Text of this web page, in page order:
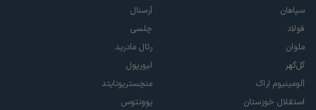
سپاهان
فولاد
ملوان
گل‌گهر
آلومینیوم اراک
استقلال خوزستان
آرسنال
چلسی
رئال مادرید
لیورپول
منچستریونایتد
یوونتوس